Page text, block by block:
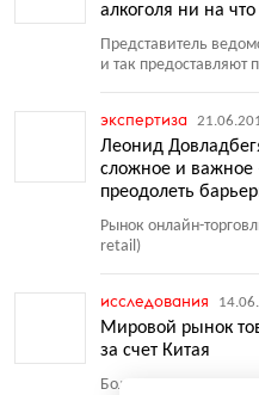
алкоголя ни на
Представитель
и так предоставляют
экспертиза
Леонид
сложное и важное
преодолеть
Рынок онлайн-
retail)
исследования
Мировой рынок
за счет Китая
Большое влияние на